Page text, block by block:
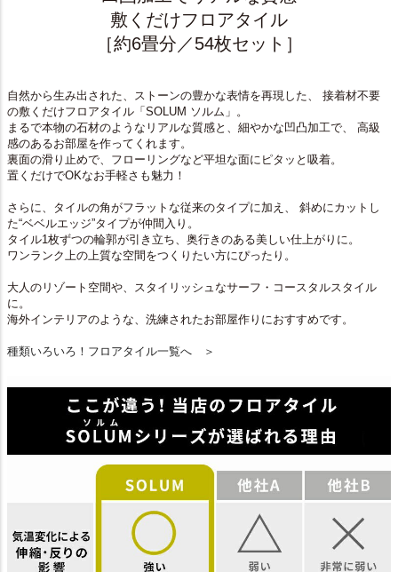
敷くだけフロアタイル
［約6畳分／54枚セット］
自然から生み出された、ストーンの豊かな表情を再現した、 接着材不要
の敷くだけフロアタイル「SOLUM ソルム」。
まるで本物の石材のようなリアルな質感と、細やかな凹凸加工で、 高級
感のあるお部屋を作ってくれます。
裏面の滑り止めで、フローリングなど平坦な面にピタッと吸着。
置くだけでOKなお手軽さも魅力！
さらに、タイルの角がフラットな従来のタイプに加え、 斜めにカットし
た“ベベルエッジ”タイプが仲間入り。
タイル1枚ずつの輪郭が引き立ち、奥行きのある美しい仕上がりに。
ワンランク上の上質な空間をつくりたい方にぴったり。
大人のリゾート空間や、スタイリッシュなサーフ・コースタルスタイル
に。
海外インテリアのような、洗練されたお部屋作りにおすすめです。
種類いろいろ！フロアタイル一覧へ ＞